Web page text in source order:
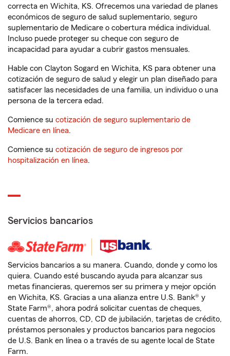
correcta en Wichita, KS. Ofrecemos una variedad de planes
económicos de seguro de salud suplementario, seguro
suplementario de Medicare o cobertura médica individual.
Incluso puede proteger su cheque con seguro de
incapacidad para ayudar a cubrir gastos mensuales.
Hable con Clayton Sogard en Wichita, KS para obtener una
cotización de seguro de salud y elegir un plan diseñado para
satisfacer las necesidades de una familia, un individuo o una
persona de la tercera edad.
Comience su cotización de seguro suplementario de
Medicare en línea.
Comience su cotización de seguro de ingresos por
hospitalización en línea.
Servicios bancarios
Servicios bancarios a su manera. Cuando, donde y como los
quiera. Cuando esté buscando ayuda para alcanzar sus
metas financieras, queremos ser su primera y mejor opción
en Wichita, KS. Gracias a una alianza entre U.S. Bank® y
State Farm®, ahora podrá solicitar cuentas de cheques,
cuentas de ahorros, CD, CD de jubilación, tarjetas de crédito,
préstamos personales y productos bancarios para negocios
de U.S. Bank en línea o a través de su agente local de State
Farm.